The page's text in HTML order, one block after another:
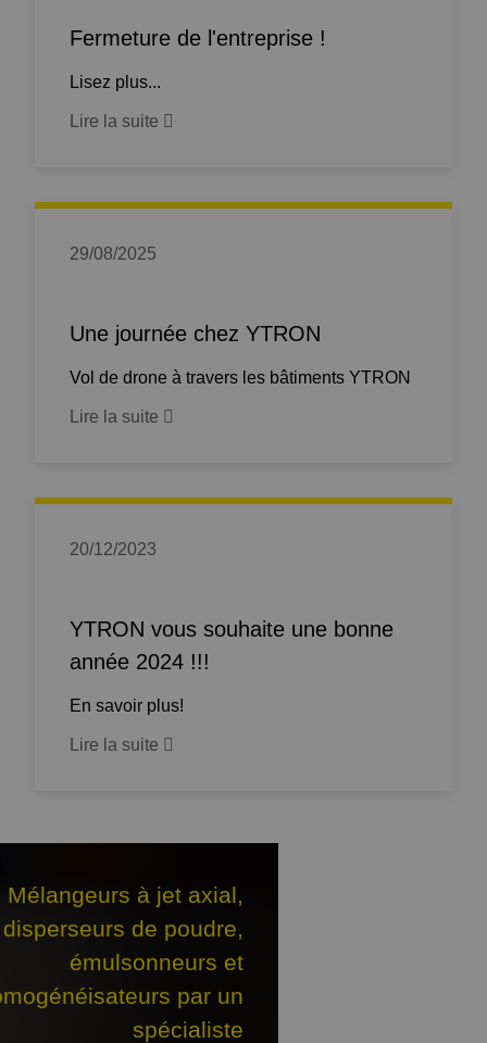
Fermeture de l'entreprise !
Lisez plus...
Lire la suite
29/08/2025
Une journée chez YTRON
Vol de drone à travers les bâtiments YTRON
Lire la suite
20/12/2023
YTRON vous souhaite une bonne
année 2024 !!!
En savoir plus!
Lire la suite
Mélangeurs à jet axial,
disperseurs de poudre,
émulsonneurs et
par un
spécialiste